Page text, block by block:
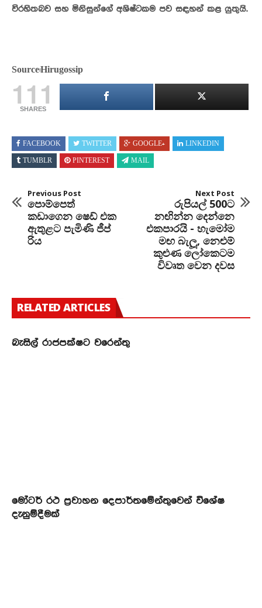
විරහිතබව සහ මිනිසුන්ගේ අශිෂ්ටකම පව සඳහන් කළ යුතුයි.
Source:Hirugossip
111
SHARES
FACEBOOK TWITTER GOOGLE+ LINKEDIN
TUMBLR PINTEREST MAIL
Previous Post
පොම්පෙත්
කඩාගෙන ෂෙඩ් එක
ඇතුළට පැමිණි ජීප්
රිය
Next Post
රුපියල් 500ට
නඟින්න දෙන්නෙ
එකපාරයි - හැමෝම
මඟ බැලූ, නෙළුම්
කුළුණ ලෝකෙටම
විවෘත වෙන දවස
RELATED ARTICLES
බැසිල් රාජපක්ෂට වරෙන්තු
මෝටර් රථ ප්‍රවාහන දෙපාර්තමේන්තුවෙන් විශේෂ
දැනුම්දීමක්